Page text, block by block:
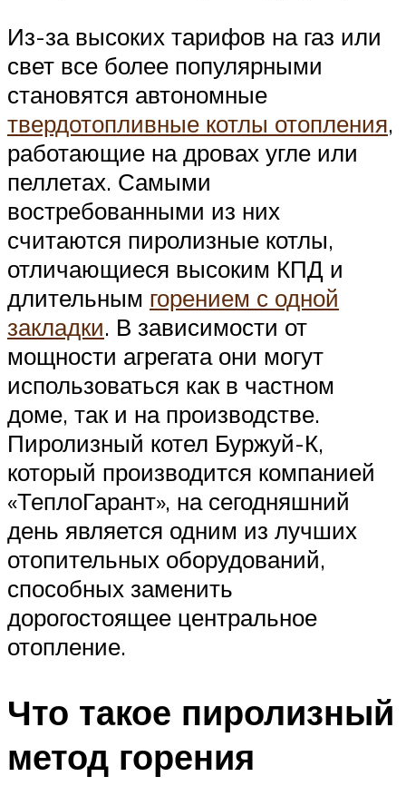
Из-за высоких тарифов на газ или
свет все более популярными
становятся автономные
твердотопливные котлы отопления,
работающие на дровах угле или
пеллетах. Самыми
востребованными из них
считаются пиролизные котлы,
отличающиеся высоким КПД и
длительным горением с одной
закладки. В зависимости от
мощности агрегата они могут
использоваться как в частном
доме, так и на производстве.
Пиролизный котел Буржуй-К,
который производится компанией
«ТеплоГарант», на сегодняшний
день является одним из лучших
отопительных оборудований,
способных заменить
дорогостоящее центральное
отопление.
Что такое пиролизный
метод горения